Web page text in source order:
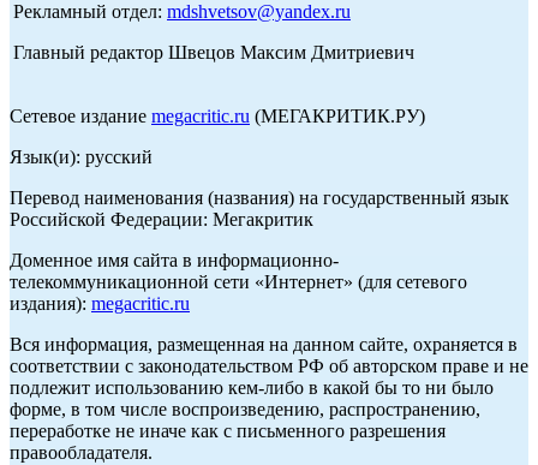
Рекламный отдел: mdshvetsov@yandex.ru
Главный редактор Швецов Максим Дмитриевич
Сетевое издание megacritic.ru (МЕГАКРИТИК.РУ)
Язык(и): русский
Перевод наименования (названия) на государственный язык
Российской Федерации: Мегакритик
Доменное имя сайта в информационно-
телекоммуникационной сети «Интернет» (для сетевого
издания): megacritic.ru
Вся информация, размещенная на данном сайте, охраняется в
соответствии с законодательством РФ об авторском праве и не
подлежит использованию кем-либо в какой бы то ни было
форме, в том числе воспроизведению, распространению,
переработке не иначе как с письменного разрешения
правообладателя.